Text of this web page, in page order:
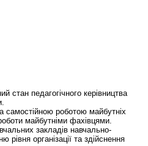
стан педагогічного керівництва
самостійною роботою майбутніх
майбутніми фахівцями.
закладів навчально-
організації та здійснення